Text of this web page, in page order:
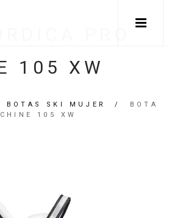
PRO
105 XW
BOTAS SKI MUJER /
BOTA
105 XW